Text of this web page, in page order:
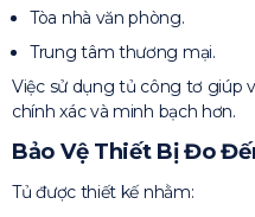
Tòa nhà văn phòng.
Trung tâm thương mại.
Việc sử dụng tủ công tơ giúp
chính xác và minh bạch hơn.
Bảo Vệ Thiết Bị Đo
Tủ được thiết kế nhằm: